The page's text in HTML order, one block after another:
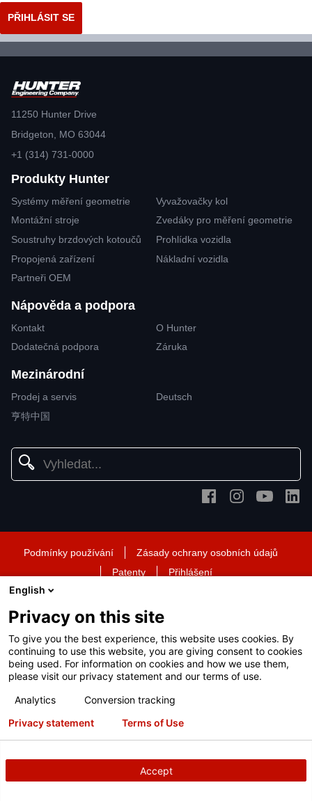
11250 Hunter Drive
Bridgeton, MO 63044
+1 (314) 731-0000
Produkty Hunter
Systémy měření geometrie
Vyvažovačky kol
Montážní stroje
Zvedáky pro měření geometrie
Soustruhy brzdových kotoučů
Prohlídka vozidla
Propojená zařízení
Nákladní vozidla
Partneři OEM
Nápověda a podpora
Kontakt
O Hunter
Dodatečná podpora
Záruka
Mezinárodní
Prodej a servis
Deutsch
亨特中国
Podmínky používání
Zásady ochrany osobních údajů
Patenty
Přihlášení
Copyright
vyhrazena.
Spojíme vás s místním
distributorem Hunter, abychom
vám mohli poskytovat lepší
služby.
MÁM ZÁJEM, POJĎME ŘEŠIT
English
Privacy on this site
To give you the best experience, this website uses cookies. By
continuing to use this website, you are giving consent to cookies
being used. For information on cookies and how we use them,
please visit our privacy statement and our terms of use.
Analytics
Conversion tracking
Accept
Privacy statement Terms of Use